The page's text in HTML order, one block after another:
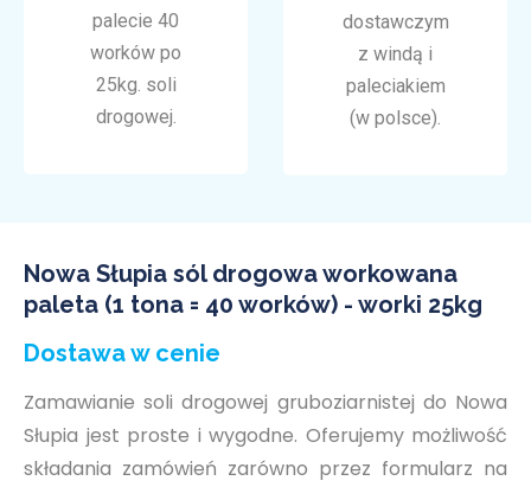
palecie 40
worków po
25kg. soli
drogowej.
dostawczym
z windą i
paleciakiem
(w polsce).
Nowa Słupia sól drogowa workowana
paleta (1 tona = 40 worków) - worki 25kg
Dostawa w cenie
Zamawianie soli drogowej gruboziarnistej do Nowa
Słupia jest proste i wygodne. Oferujemy możliwość
składania zamówień zarówno przez formularz na